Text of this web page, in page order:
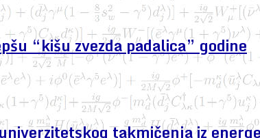
“kišu zvezda padalica” godine
takmičenja iz